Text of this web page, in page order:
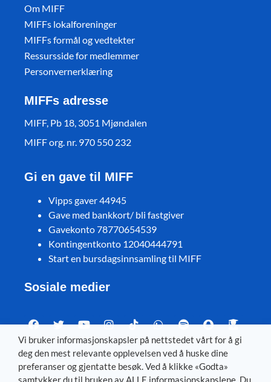
Om MIFF
MIFFs lokalforeninger
MIFFs formål og vedtekter
Ressursside for medlemmer
Personvernerklæring
MIFFs adresse
MIFF, Pb 18, 3051 Mjøndalen
MIFF org. nr. 970 550 232
Gi en gave til MIFF
Vipps gaver 44945
Gave med bankkort/ bli fastgiver
Gavekonto 78770654539
Kontingentkonto 12040444791
Start en bursdagsinnsamling til MIFF
Sosiale medier
Visit MIFF in other languages
Vi bruker informasjonskapsler på nettstedet vårt for å gi
deg den mest relevante opplevelsen ved å huske dine
preferanser og gjentatte besøk. Ved å klikke «Godta»
samtykker du til bruken av ALLE informasjonskapslene. Du